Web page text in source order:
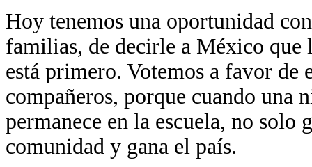
Hoy tenemos una oportunidad
familias, de decirle a México que
está primero. Votemos a favor de
compañeros, porque cuando una
permanece en la escuela, no solo
comunidad y gana el país.